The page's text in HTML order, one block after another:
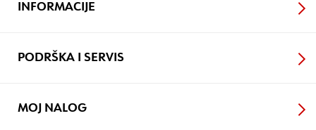
INFORMACIJE
PODRŠKA I SERVIS
MOJ NALOG